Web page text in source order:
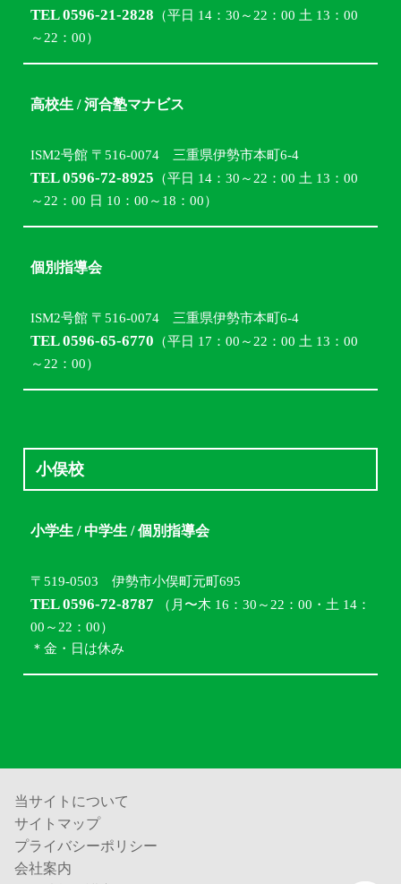
TEL 0596-21-2828 （平日 14：30～22：00 土 13：00
～22：00）
高校生 / 河合塾マナビス
ISM2号館 〒516-0074 三重県伊勢市本町6-4
TEL 0596-72-8925 （平日 14：30～22：00 土 13：00
～22：00 日 10：00～18：00）
個別指導会
ISM2号館 〒516-0074 三重県伊勢市本町6-4
TEL 0596-65-6770 （平日 17：00～22：00 土 13：00
～22：00）
小俣校
小学生 / 中学生 / 個別指導会
〒519-0503 伊勢市小俣町元町695
TEL 0596-72-8787 （月〜木 16：30～22：00・土 14：
00～22：00）
＊金・日は休み
当サイトについて
サイトマップ
プライバシーポリシー
会社案内